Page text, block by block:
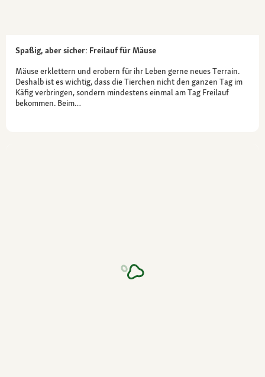
Spaßig, aber sicher: Freilauf für Mäuse
Mäuse erklettern und erobern für ihr Leben gerne neues Terrain.
Deshalb ist es wichtig, dass die Tierchen nicht den ganzen Tag im
Käfig verbringen, sondern mindestens einmal am Tag Freilauf
bekommen. Beim…